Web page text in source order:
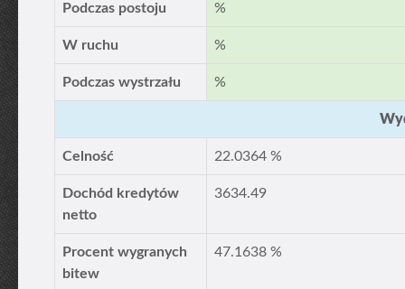
Podczas postoju %
W ruchu %
Podczas wystrzału %
Celność 22.0364 %
Dochód kredytów
netto
3634.49
Procent wygranych
bitew
47.1638 %